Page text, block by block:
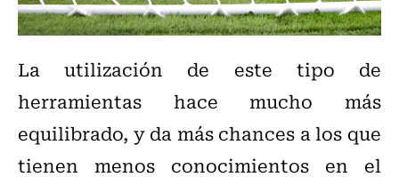
La utilización de este tipo de
herramientas hace mucho más
equilibrado, y da más chances a los que
tienen menos conocimientos en el